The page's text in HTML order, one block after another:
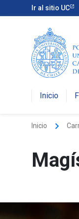
Ir al sitio UC
Inicio
Inicio keyboard_arrow_right